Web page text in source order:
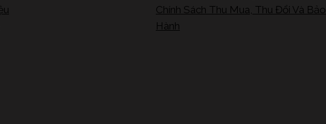
Chính Sách Thu Mua, Thu Đổi Và Bảo
Hành